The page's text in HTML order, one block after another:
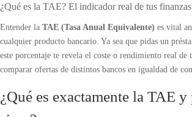
¿Qué es la TAE? El indicador real de tus finanzas
Entender la TAE (Tasa Anual Equivalente) es vital
cualquier producto bancario. Ya sea que pidas un
este porcentaje te revela el coste o rendimiento real
comparar ofertas de distintos bancos en igualdad de
¿Qué es exactamente la TAE y